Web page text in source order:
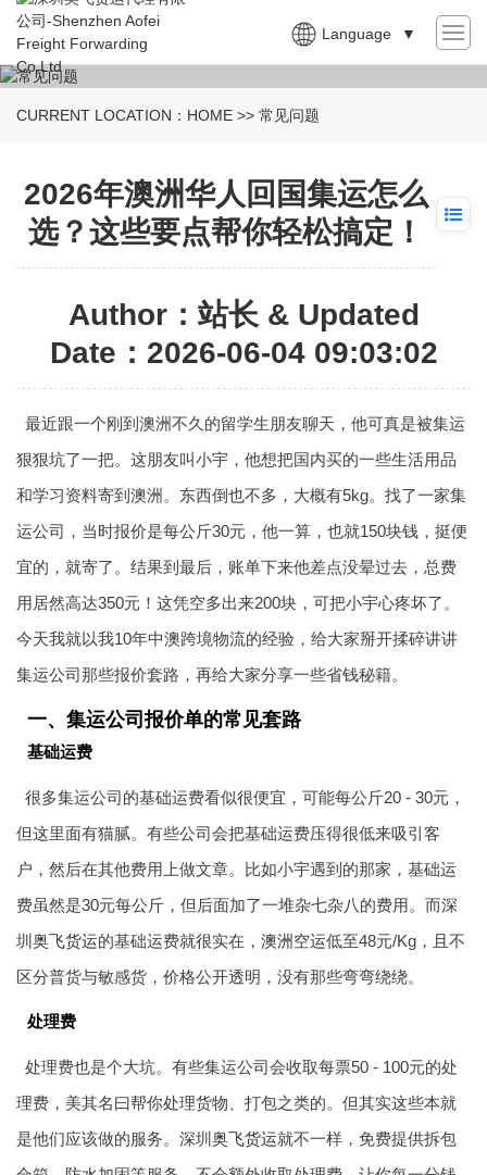
Language ▼
CURRENT LOCATION： HOME >> 常见问题
2026年澳洲华人回国集运怎么
选？这些要点帮你轻松搞定！
Author：站长 & Updated
Date：2026-06-04 09:03:02
最近跟一个刚到澳洲不久的留学生朋友聊天，他可真是被集运
狠狠坑了一把。这朋友叫小宇，他想把国内买的一些生活用品
和学习资料寄到澳洲。东西倒也不多，大概有5kg。找了一家集
运公司，当时报价是每公斤30元，他一算，也就150块钱，挺便
宜的，就寄了。结果到最后，账单下来他差点没晕过去，总费
用居然高达350元！这凭空多出来200块，可把小宇心疼坏了。
今天我就以我10年中澳跨境物流的经验，给大家掰开揉碎讲讲
集运公司那些报价套路，再给大家分享一些省钱秘籍。
一、集运公司报价单的常见套路
基础运费
很多集运公司的基础运费看似很便宜，可能每公斤20 - 30元，
但这里面有猫腻。有些公司会把基础运费压得很低来吸引客
户，然后在其他费用上做文章。比如小宇遇到的那家，基础运
费虽然是30元每公斤，但后面加了一堆杂七杂八的费用。而深
圳 奥飞货运的基础运费就很实在， 澳洲空运低至48元/Kg，且不
区分普货与敏感货，价格公开透明，没有那些弯弯绕绕。
处理费
处理费也是个大坑。有些集运公司会收取每票50 - 100元的处
理费，美其名曰帮你处理货物、打包之类的。但其实这些本就
是他们应该做的服务。深圳 奥飞货运就不一样，免费提供拆包